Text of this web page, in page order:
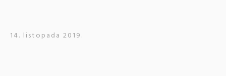
14. listopada 2019.